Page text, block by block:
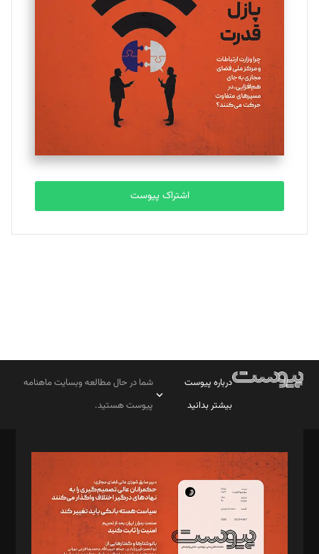
یسنا امان‌پور
تحریریه
ملینا جعفری
تحریریه
مصطفی مسجدی آرانی
تحریریه
بابک نقاش
تحریریه
اشتراک پیوست
درباره پیوست
بیشتر بدانید
شما در حال مطالعه وبسایت ماهنامه
پیوست هستید.
مدیر مسئول: محمدباقر اثنی‌عشری
سردبیر: مهرک محمودی
دبیر تحریریه: میثم قاسمی
د‌بیر ناداستان: سمانه سمیع
د‌بیر خدمت و تجارت: ابوالفضل رجبی